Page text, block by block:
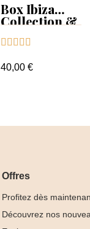
Box Ibiza
Collection &
    
40,00 €
Offres
Profitez dès
Découvrez nos